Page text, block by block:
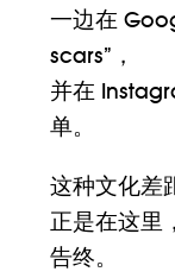
一边在
scars”，
并在
单。
这种文化差
正是在这里
告终。